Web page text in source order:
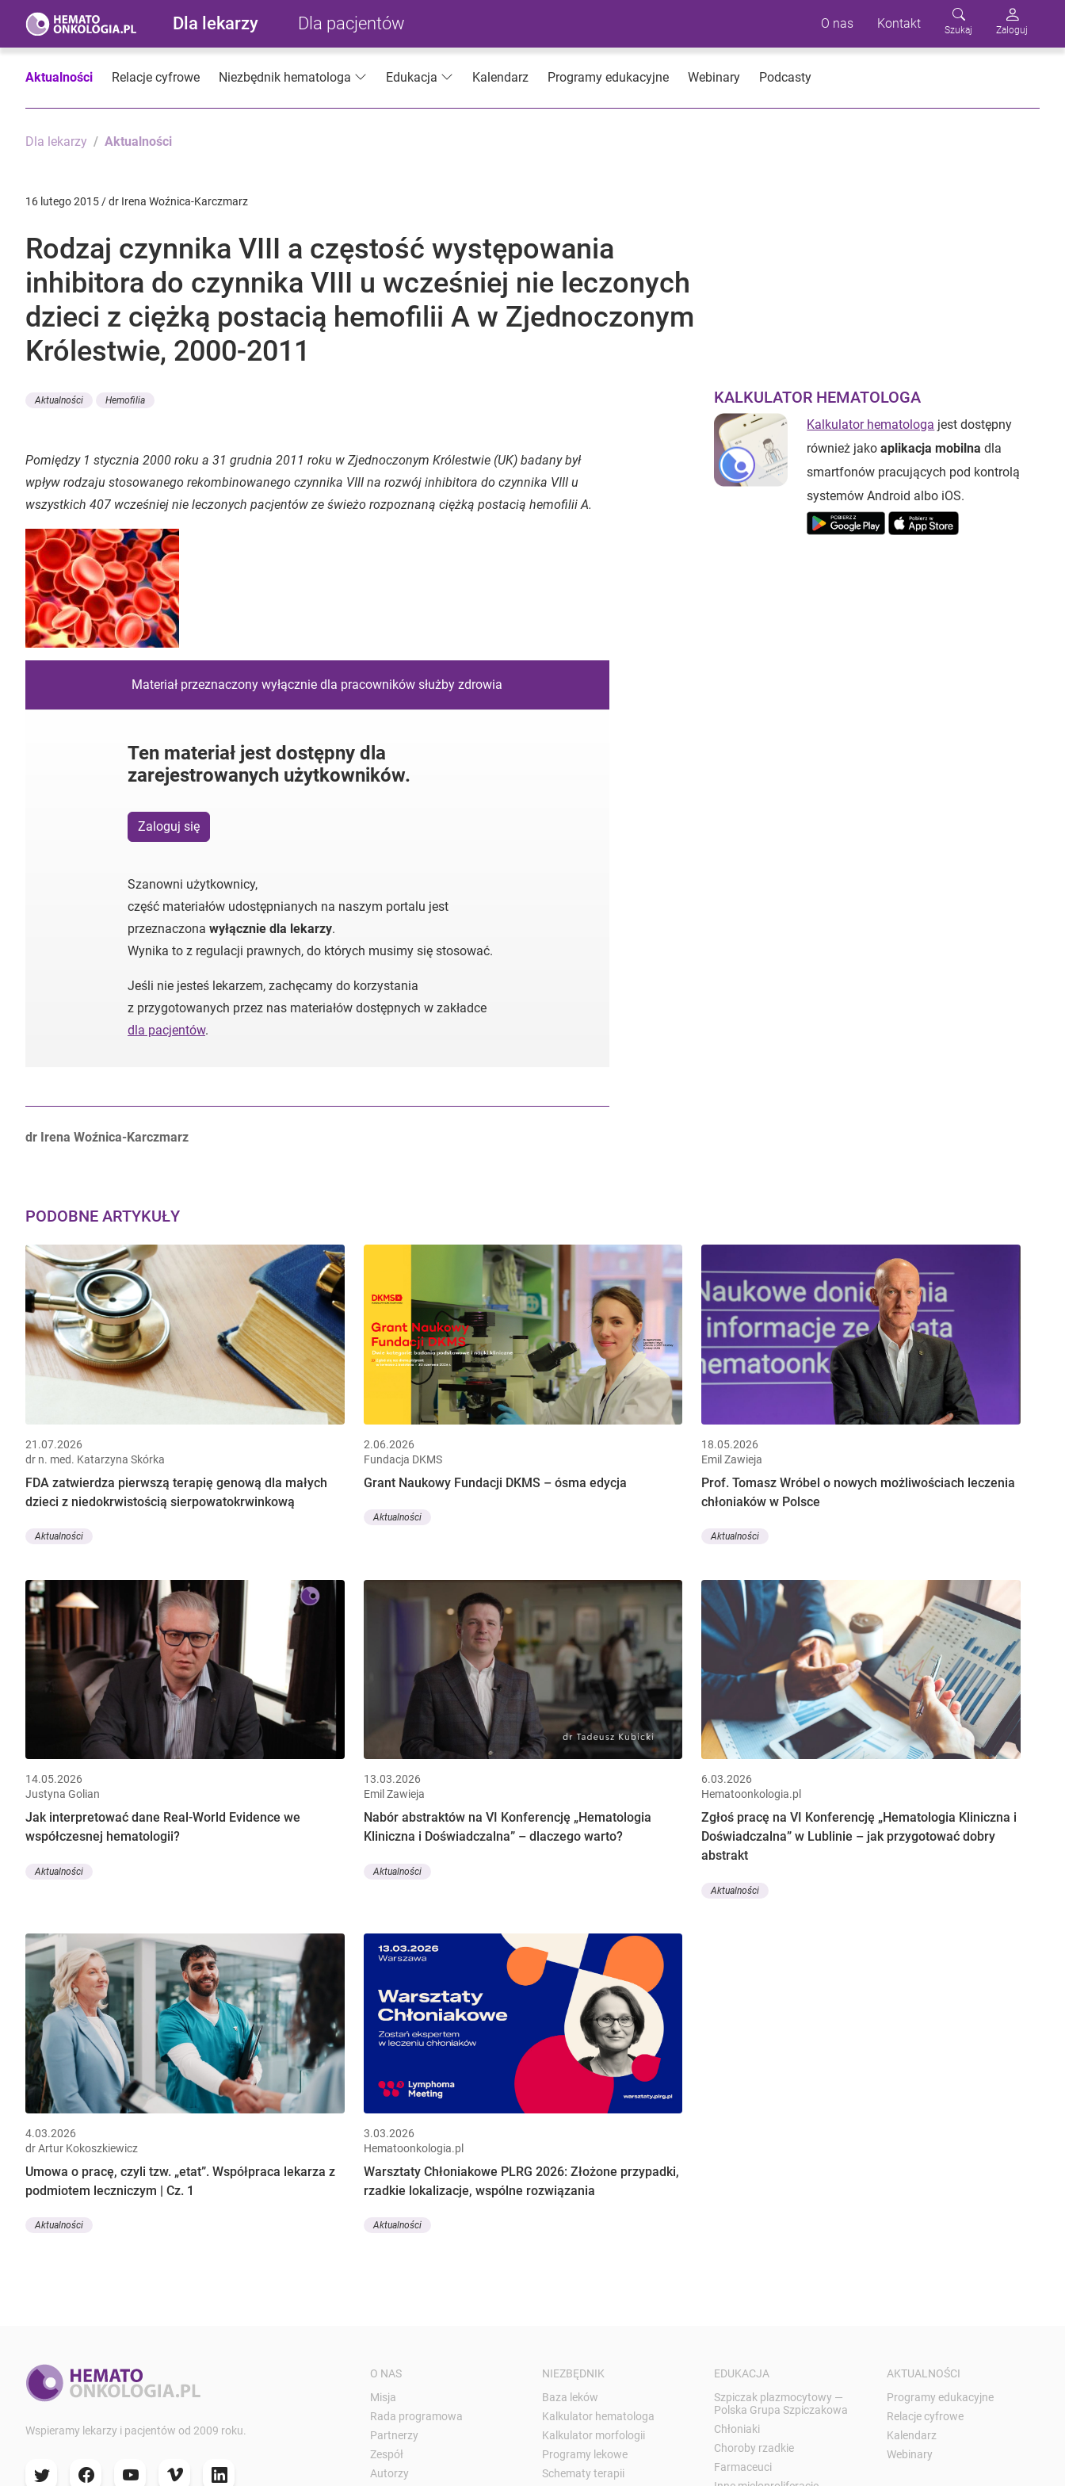
Dla lekarzy Dla pacjentów O nas Kontakt Szukaj Zaloguj
Aktualności Relacje cyfrowe Niezbędnik hematologa Edukacja Kalendarz Programy edukacyjne Webinary Podcasty
Dla lekarzy Aktualności
16 lutego 2015 / dr Irena Woźnica-Karczmarz
Rodzaj czynnika VIII a częstość występowania
inhibitora do czynnika VIII u wcześniej nie leczonych
dzieci z ciężką postacią hemofilii A w Zjednoczonym
Królestwie, 2000-2011
Aktualności Hemofilia
Pomiędzy 1 stycznia 2000 roku a 31 grudnia 2011 roku w Zjednoczonym Królestwie (UK) badany był
wpływ rodzaju stosowanego rekombinowanego czynnika VIII na rozwój inhibitora do czynnika VIII u
wszystkich 407 wcześniej nie leczonych pacjentów ze świeżo rozpoznaną ciężką postacią hemofilii A.
Materiał przeznaczony wyłącznie dla pracowników służby zdrowia
Ten materiał jest dostępny dla
zarejestrowanych użytkowników.
Zaloguj się
Szanowni użytkownicy,
część materiałów udostępnianych na naszym portalu jest
przeznaczona wyłącznie dla lekarzy.
Wynika to z regulacji prawnych, do których musimy się stosować.
Jeśli nie jesteś lekarzem, zachęcamy do korzystania
z przygotowanych przez nas materiałów dostępnych w zakładce
dla pacjentów.
Autorzy:
dr Irena Woźnica-Karczmarz
KALKULATOR HEMATOLOGA
Kalkulator hematologa jest dostępny
również jakoaplikacja mobilna dla
smartfonów pracujących pod kontrolą
systemów Android albo iOS.
PODOBNE ARTYKUŁY
21.07.2026
dr n. med. Katarzyna Skórka
FDA zatwierdza pierwszą terapię genową dla małych
dzieci z niedokrwistością sierpowatokrwinkową
Aktualności
2.06.2026
Fundacja DKMS
Grant Naukowy Fundacji DKMS – ósma edycja
Aktualności
18.05.2026
Emil Zawieja
Prof. Tomasz Wróbel o nowych możliwościach leczenia
chłoniaków w Polsce
Aktualności
14.05.2026
Justyna Golian
Jak interpretować dane Real-World Evidence we
współczesnej hematologii?
Aktualności
13.03.2026
Emil Zawieja
Nabór abstraktów na VI Konferencję „Hematologia
Kliniczna i Doświadczalna” – dlaczego warto?
Aktualności
6.03.2026
Hematoonkologia.pl
Zgłoś pracę na VI Konferencję „Hematologia Kliniczna i
Doświadczalna” w Lublinie – jak przygotować dobry
abstrakt
Aktualności
4.03.2026
dr Artur Kokoszkiewicz
Umowa o pracę, czyli tzw. „etat”. Współpraca lekarza z
podmiotem leczniczym | Cz. 1
Aktualności
3.03.2026
Hematoonkologia.pl
Warsztaty Chłoniakowe PLRG 2026: Złożone przypadki,
rzadkie lokalizacje, wspólne rozwiązania
Aktualności
Wspieramy lekarzy i pacjentów od 2009 roku.
O NAS
Misja
Rada programowa
Partnerzy
Zespół
Autorzy
NIEZBĘDNIK
Baza leków
Kalkulator hematologa
Kalkulator morfologii
Programy lekowe
Schematy terapii
EDUKACJA
Szpiczak plazmocytowy —
Polska Grupa Szpiczakowa
Chłoniaki
Choroby rzadkie
Farmaceuci
AKTUALNOŚCI
Programy edukacyjne
Relacje cyfrowe
Kalendarz
Webinary